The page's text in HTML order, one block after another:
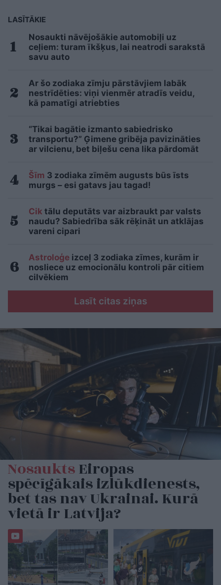
LASĪTĀKIE
Nosaukti nāvējošākie automobiļi uz
ceļiem: turam īkšķus, lai neatrodi sarakstā
savu auto
Ar šo zodiaka zīmju pārstāvjiem labāk
nestrīdēties: viņi vienmēr atradīs veidu,
kā pamatīgi atriebties
“Tikai bagātie izmanto sabiedrisko
transportu?” Ģimene gribēja pavizināties
ar vilcienu, bet biļešu cena lika pārdomāt
Šīm 3 zodiaka zīmēm augusts būs īsts
murgs – esi gatavs jau tagad!
Cik tālu deputāts var aizbraukt par valsts
naudu? Sabiedrība sāk rēķināt un atklājas
vareni cipari
Astroloģe izceļ 3 zodiaka zīmes, kurām ir
nosliece uz emocionālu kontroli pār citiem
cilvēkiem
Lasīt citas ziņas
NosauktsEiropas
spēcīgākais izlūkdienests,
bet tas nav Ukrainai. Kurā
vietā ir Latvija?